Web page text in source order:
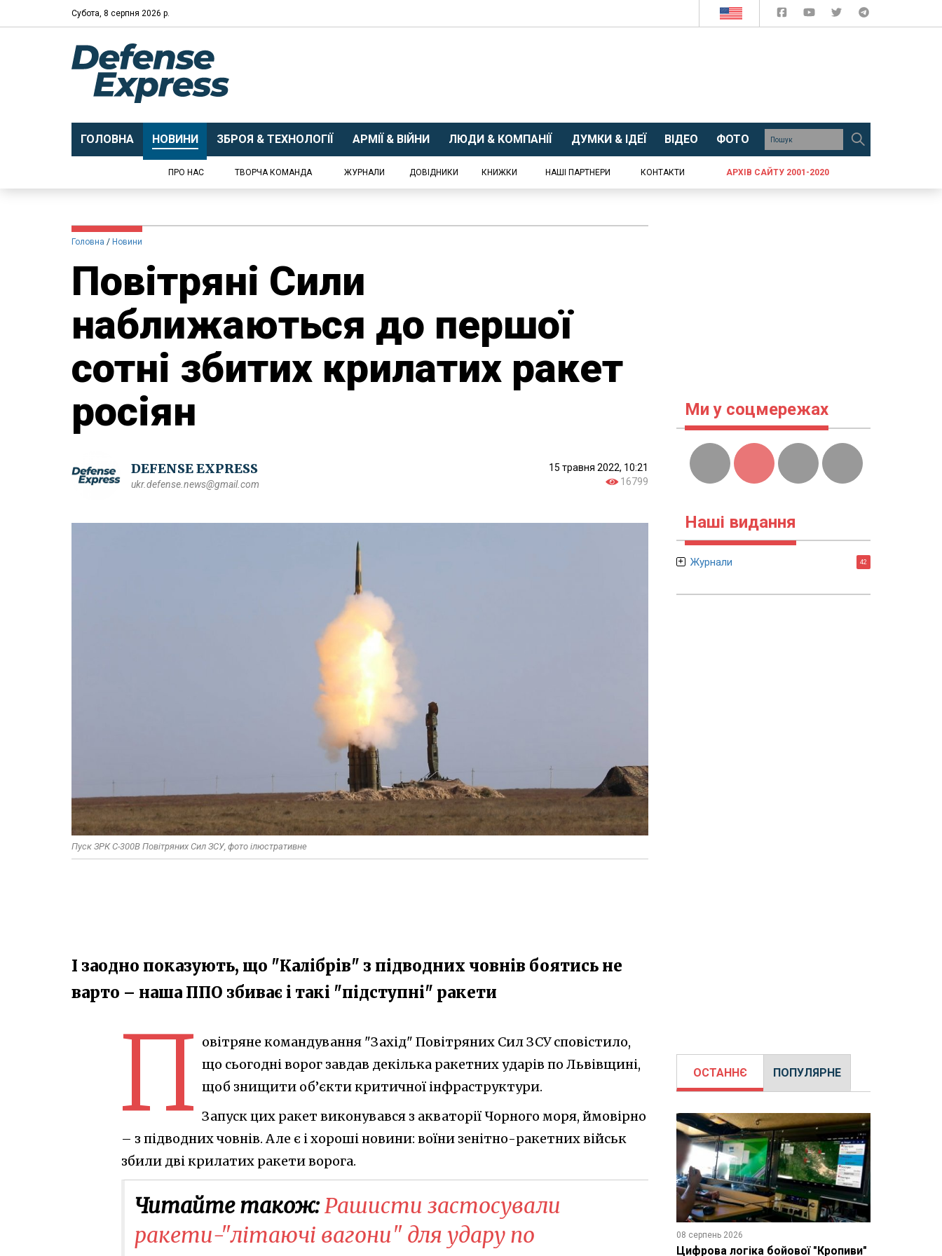
Субота, 8 серпня 2026 р.
ГОЛОВНА НОВИНИ ЗБРОЯ & ТЕХНОЛОГІЇ АРМІЇ & ВІЙНИ ЛЮДИ & КОМПАНІЇ ДУМКИ & ІДЕЇ ВІДЕО ФОТО
ПРО НАС ТВОРЧА КОМАНДА ЖУРНАЛИ ДОВІДНИКИ КНИЖКИ НАШІ ПАРТНЕРИ КОНТАКТИ АРХІВ САЙТУ 2001-2020
Головна Новини
Повітряні Сили
наближаються до першої
сотні збитих крилатих ракет
росіян
DEFENSE EXPRESS
ukr.defense.news@gmail.com
15 травня 2022, 10:21
16799
Пуск ЗРК С-300В Повітряних Сил ЗСУ, фото ілюстративне
І заодно показують, що "Калібрів" з підводних човнів боятись не
варто – наша ППО збиває і такі "підступні" ракети
П овітряне командування "Захід" Повітряних Сил ЗСУ сповістило,
що сьогодні ворог завдав декілька ракетних ударів по Львівщині,
щоб знищити об’єкти критичної інфраструктури.
Запуск цих ракет виконувався з акваторії Чорного моря, ймовірно
– з підводних човнів. Але є і хороші новини: воїни зенітно-ракетних військ
збили дві крилатих ракети ворога.
Читайте також:Рашисти застосували
ракети-"літаючі вагони" для удару по
Ми у соцмережах
Наші видання
Журнали 42
ОСТАННЄ ПОПУЛЯРНЕ
08 серпень 2026
Цифрова логіка бойової "Кропиви"